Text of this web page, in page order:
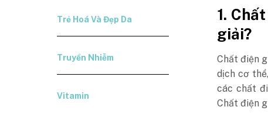
Trẻ Hoá Và Đẹp Da
Truyền Nhiễm
Vitamin
1.
giải?
Chất điện
dịch cơ
các chất
Chất điện